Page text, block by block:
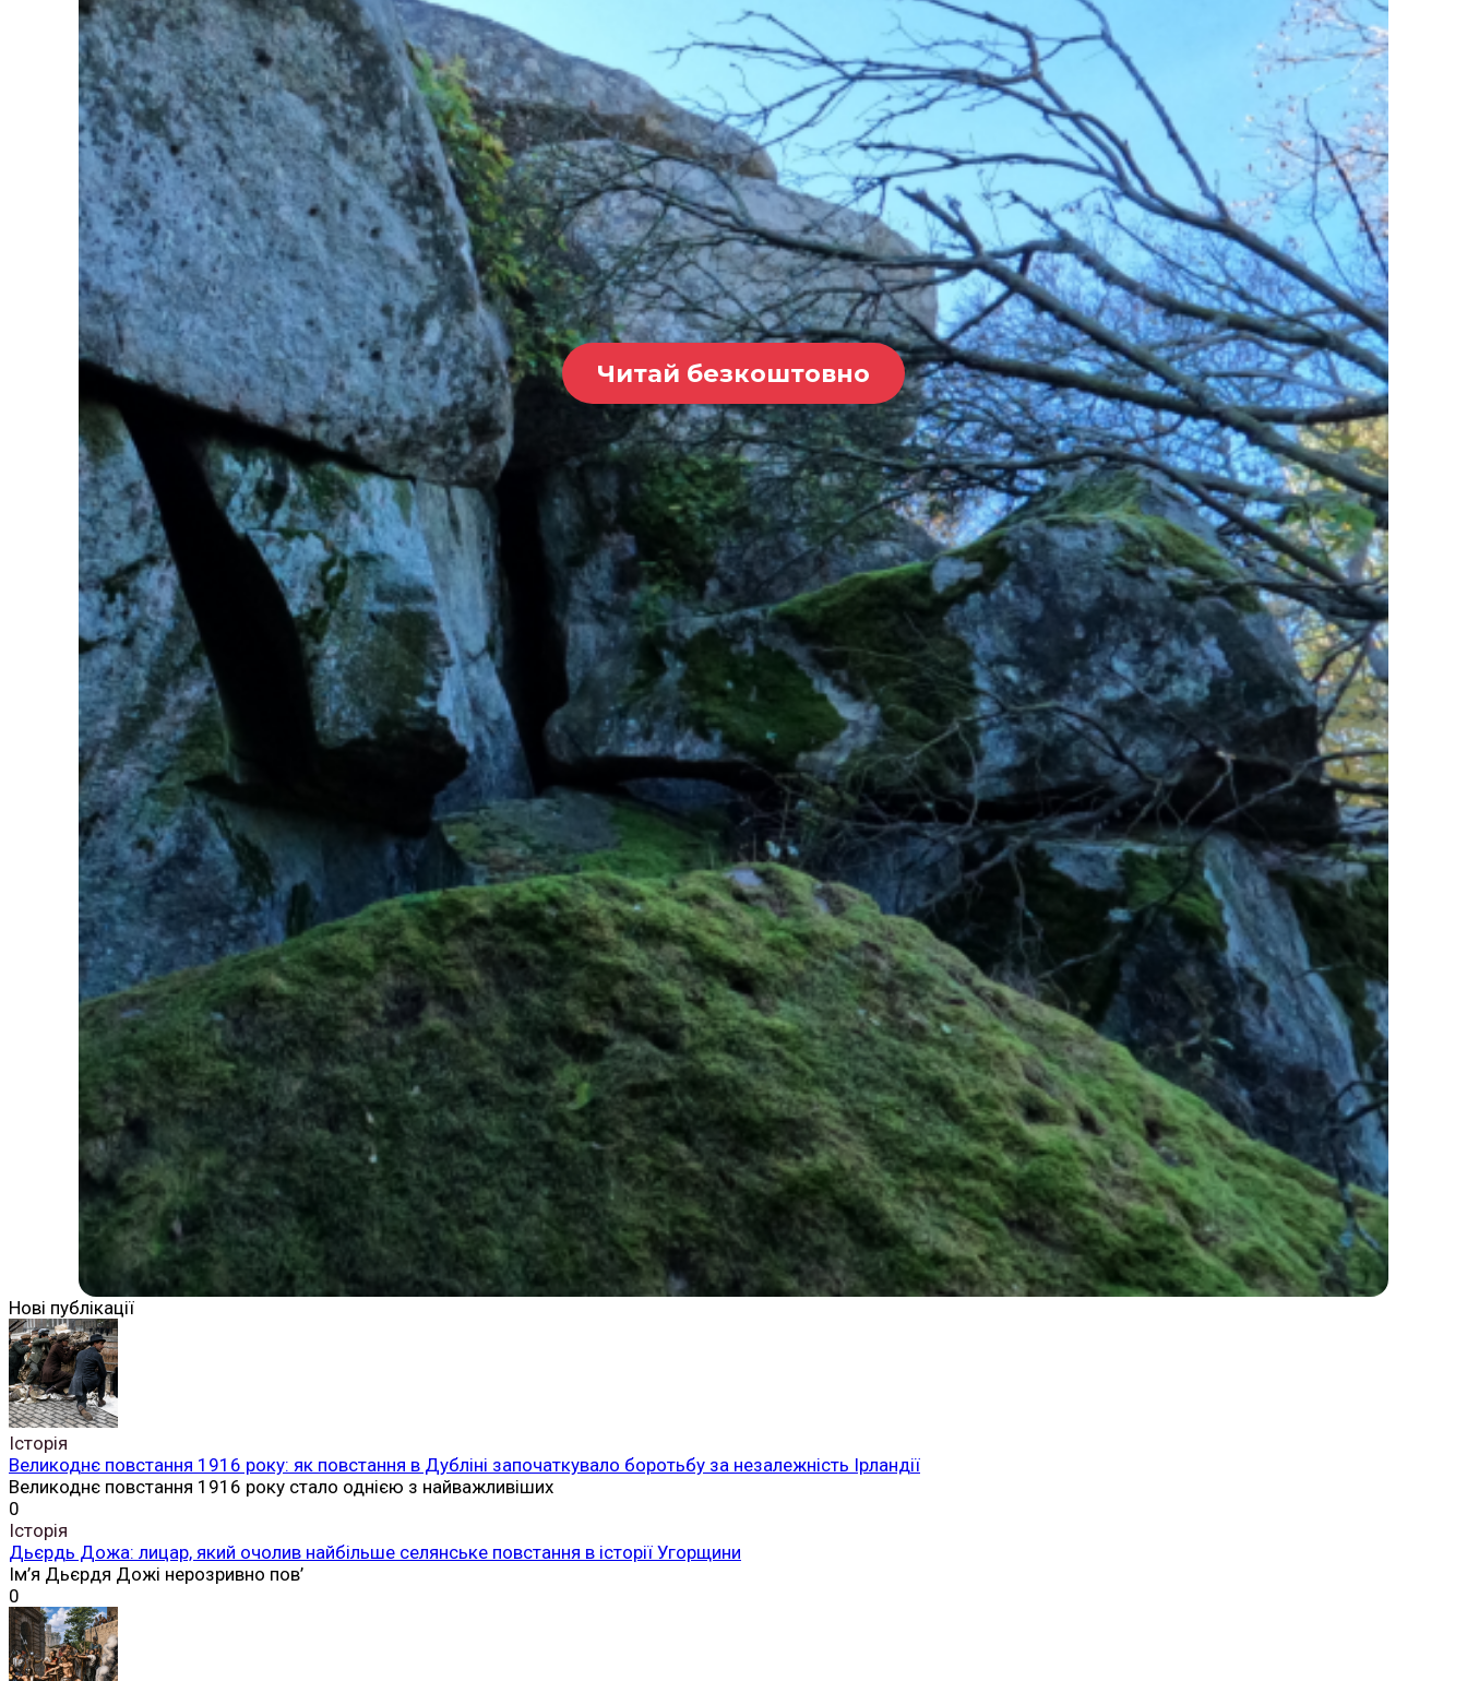
Читай безкоштовно
Нові публікації
Історія
Великоднє повстання 1916 року: як повстання в Дубліні започаткувало боротьбу за незалежність Ірландії
Великоднє повстання 1916 року стало однією з найважливіших
0
Історія
Дьєрдь Дожа: лицар, який очолив найбільше селянське повстання в історії Угорщини
Ім’я Дьєрдя Дожі нерозривно пов’
0